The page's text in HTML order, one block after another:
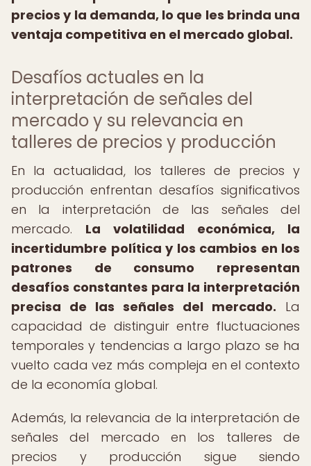
precios y la demanda, lo que les brinda una
ventaja competitiva en el mercado global.
Desafíos actuales en la
interpretación de señales del
mercado y su relevancia en
talleres de precios y producción
En la actualidad, los talleres de precios y
producción enfrentan desafíos significativos
en la interpretación de las señales del
mercado. La volatilidad económica, la
incertidumbre política y los cambios en los
patrones de consumo representan
desafíos constantes para la interpretación
precisa de las señales del mercado. La
capacidad de distinguir entre fluctuaciones
temporales y tendencias a largo plazo se ha
vuelto cada vez más compleja en el contexto
de la economía global.
Además, la relevancia de la interpretación de
señales del mercado en los talleres de
precios y producción sigue siendo